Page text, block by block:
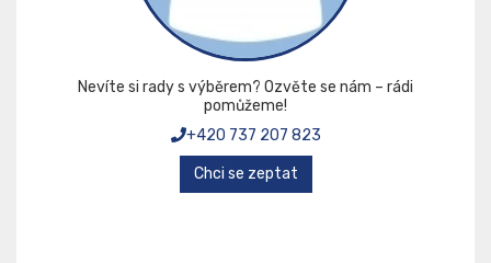
Nevíte si rady s výběrem? Ozvěte se nám – rádi
pomůžeme!
+420 737 207 823
Chci se zeptat